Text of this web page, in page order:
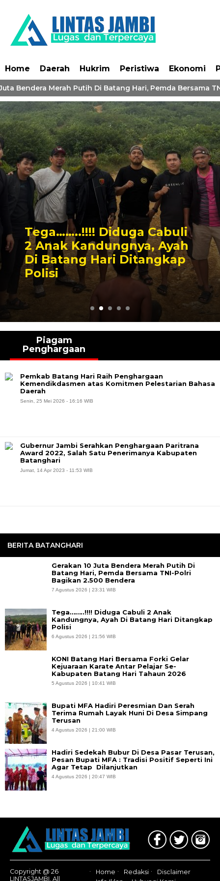
Home Daerah Hukrim Peristiwa Ekonomi
Bendera Merah Putih Di Batang Hari, Pemda Bersama
Tega……..!!!! Diduga Cabuli
2 Anak Kandungnya, Ayah
Di Batang Hari Ditangkap
Polisi
BERITA BATANGHARI
Gerakan 10 Juta Bendera Merah Putih Di
Batang Hari, Pemda Bersama TNI-Polri
Bagikan 2.500 Bendera
7 Agustus 2026 | 23:31 WIB
Tega……..!!!! Diduga Cabuli 2 Anak
Kandungnya, Ayah Di Batang Hari Ditangkap
Polisi
6 Agustus 2026 | 21:56 WIB
KONI Batang Hari Bersama Forki Gelar
Kejuaraan Karate Antar Pelajar Se-
Kabupaten Batang Hari Tahaun 2026
5 Agustus 2026 | 10:41 WIB
Bupati MFA Hadiri Peresmian Dan Serah
Terima Rumah Layak Huni Di Desa Simpang
Terusan
4 Agustus 2026 | 21:00 WIB
Hadiri Sedekah Bubur Di Desa Pasar Terusan,
Pesan Bupati MFA : Tradisi Positif Seperti Ini
Agar Tetap Dilanjutkan
4 Agustus 2026 | 20:47 WIB
Piagam
Penghargaan
Pemkab Batang Hari Raih Penghargaan
Kemendikdasmen atas Komitmen Pelestarian Bahasa
Daerah
Senin, 25 Mei 2026 - 16:16 WIB
Gubernur Jambi Serahkan Penghargaan Paritrana
Award 2022, Salah Satu Penerimanya Kabupaten
Batanghari
Jumat, 14 Apr 2023 - 11:53 WIB
Copyright @ 26
LINTASJAMBI, All
Home Redaksi
Disclaimer